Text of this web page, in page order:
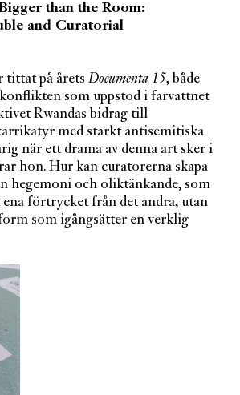
than the Room:
and Curatorial
tittat på årets Documenta 15, både
som uppstod i farvattnet
Rwandas bidrag till
med starkt antisemitiska
när ett drama av denna art sker i
hon. Hur kan curatorerna skapa
hegemoni och oliktänkande, som
förtrycket från det andra, utan
som igångsätter en verklig